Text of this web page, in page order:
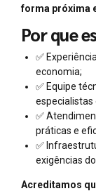
forma próxima
Por que
✅
economia;
✅ Equipe
especialistas
✅
práticas e
✅
exigências do
Acreditamos